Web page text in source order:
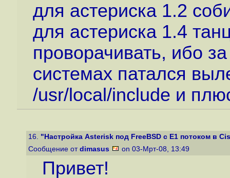
для астериска 1.2
для астериска 1.4
проворачивать, ибо
системах патался
/usr/local/include и
16. "Настройка Asterisk под FreeBSD с E1 потоком в
Сообщение от dimasus on 03-Мрт-08, 13:49
Привет!